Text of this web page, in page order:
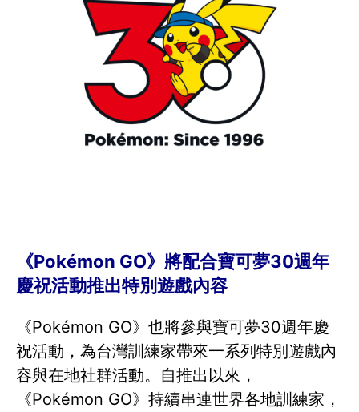
《Pokémon GO》將配合寶可夢30週年
慶祝活動推出特別遊戲內容
《Pokémon GO》也將參與寶可夢30週年慶
祝活動，為台灣訓練家帶來一系列特別遊戲內
容與在地社群活動。自推出以來，
《Pokémon GO》持續串連世界各地訓練家，